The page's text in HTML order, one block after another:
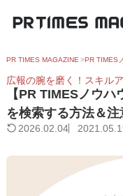
PR TIMES MAGAZINE PR TIMES
広報の腕を磨く！スキル
【PR TIMESノウ
を検索する方法＆注
2026.02.04